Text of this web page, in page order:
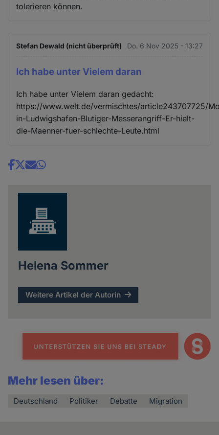
tolerieren können.
Stefan Dewald (nicht überprüft) Do. 6 Nov 2025 - 13:27
Ich habe unter Vielem daran
Ich habe unter Vielem daran gedacht:
https://www.welt.de/vermischtes/article243707725/
in-Ludwigshafen-Blutiger-Messerangriff-Er-hielt-
die-Maenner-fuer-schlechte-Leute.html
Share
Helena Sommer
Weitere Artikel der Autorin
Mehr lesen über:
Deutschland Politiker Debatte Migration